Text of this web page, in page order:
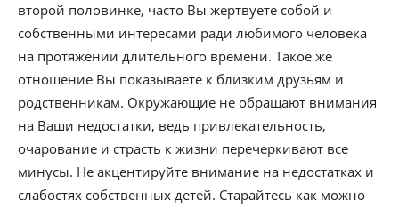
второй половинке, часто Вы жертвуете собой и
собственными интересами ради любимого человека
на протяжении длительного времени. Такое же
отношение Вы показываете к близким друзьям и
родственникам. Окружающие не обращают внимания
на Ваши недостатки, ведь привлекательность,
очарование и страсть к жизни перечеркивают все
минусы. Не акцентируйте внимание на недостатках и
слабостях собственных детей. Старайтесь как можно